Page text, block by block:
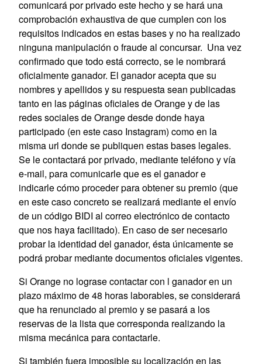
comunicará por privado este hecho y se hará una
comprobación exhaustiva de que cumplen con los
requisitos indicados en estas bases y no ha realizado
ninguna manipulación o fraude al concursar. Una vez
confirmado que todo está correcto, se le nombrará
oficialmente ganador. El ganador acepta que su
nombres y apellidos y su respuesta sean publicadas
tanto en las páginas oficiales de Orange y de las
redes sociales de Orange desde donde haya
participado (en este caso Instagram) como en la
misma url donde se publiquen estas bases legales.
Se le contactará por privado, mediante teléfono y vía
e-mail, para comunicarle que es el ganador e
indicarle cómo proceder para obtener su premio (que
en este caso concreto se realizará mediante el envío
de un código BIDI al correo electrónico de contacto
que nos haya facilitado). En caso de ser necesario
probar la identidad del ganador, ésta únicamente se
podrá probar mediante documentos oficiales vigentes.
Si Orange no lograse contactar con l ganador en un
plazo máximo de 48 horas laborables, se considerará
que ha renunciado al premio y se pasará a los
reservas de la lista que corresponda realizando la
misma mecánica para contactarle.
Si también fuera imposible su localización en las